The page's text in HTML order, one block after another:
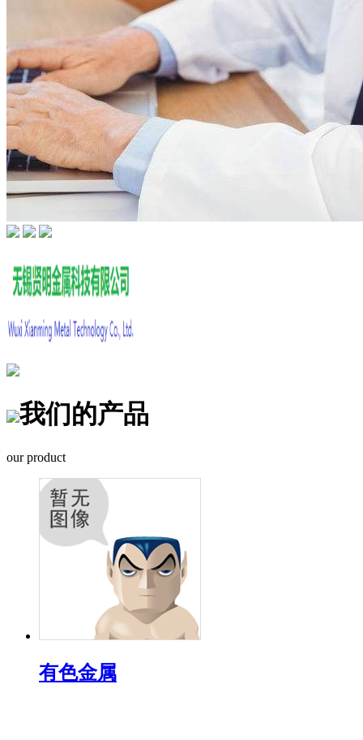
我们的产品
our product
有色金属